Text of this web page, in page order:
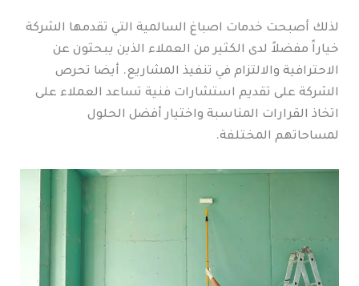
لذلك أصبحت خدمات اصباغ السالمية التي تقدمها الشركة
خياراً مفضلاً لدى الكثير من العملاء الذين يبحثون عن
الاحترافية والالتزام في تنفيذ المشاريع. أيضا تحرص
الشركة على تقديم استشارات فنية تساعد العملاء على
اتخاذ القرارات المناسبة واختيار أفضل الحلول
لمساحاتهم المختلفة.